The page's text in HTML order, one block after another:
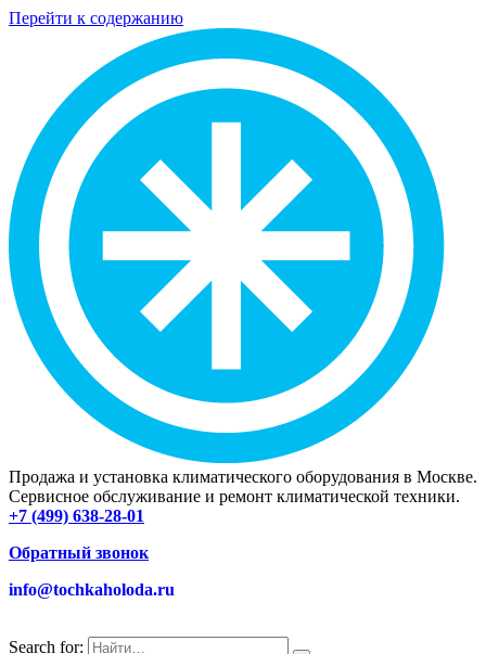
Перейти к содержанию
Продажа и установка климатического оборудования в Москве.
Сервисное обслуживание и ремонт климатической техники.
+7 (499) 638-28-01
Обратный звонок
info@tochkaholoda.ru
Search for: